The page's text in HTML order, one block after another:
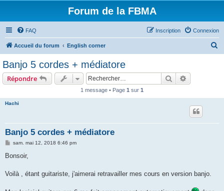
Forum de la FBMA
FAQ Connexion
Inscription
Accueil du forum English corner
Banjo 5 cordes + médiatore
Répondre Rechercher
1 message • Page 1 sur 1
Hachi
Banjo 5 cordes + médiatore
M
s
g
sam. mai 12, 2018 6:46 pm
Bonsoir,
Voilà , étant guitariste, j'aimerai retravailler mes cours en version banjo.